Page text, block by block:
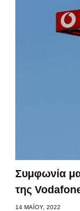
Συμφωνία
της
14 ΜΑΪ́ΟΥ, 2022